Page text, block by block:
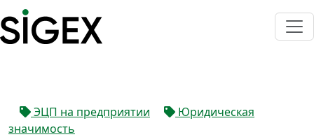
ЭЦП на предприятии
Юридическая
значимость